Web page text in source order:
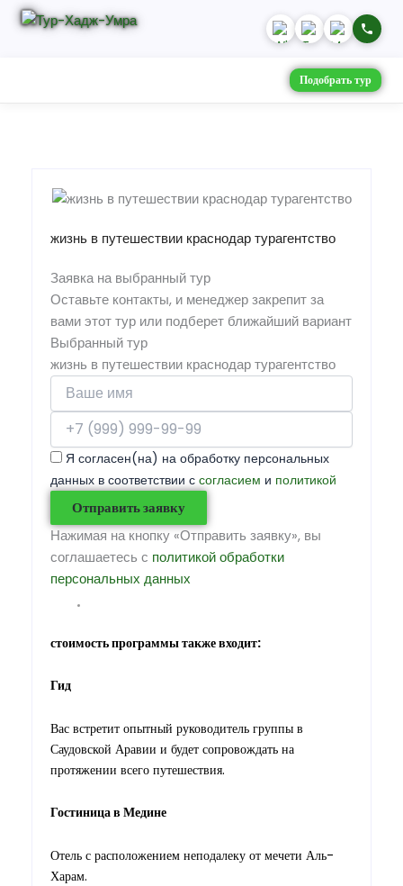
Подобрать тур
жизнь в путешествии краснодар турагентство
Заявка на выбранный тур
Оставьте контакты, и менеджер закрепит за
вами этот тур или подберет ближайший вариант
Выбранный тур
жизнь в путешествии краснодар турагентство
Я согласен(на) на обработку персональных
данных в соответствии с согласием и политикой
Отправить заявку
Нажимая на кнопку «Отправить заявку», вы
соглашаетесь с политикой обработки
персональных данных
стоимость программы также входит:
Гид
Вас встретит опытный руководитель группы в
Саудовской Аравии и будет сопровождать на
протяжении всего путешествия.
Гостиница в Медине
Отель с расположением неподалеку от мечети Аль-
Харам.